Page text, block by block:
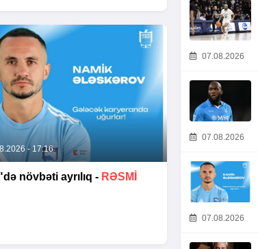
- 17:16
növbəti ayrılıq - RƏSMİ
07.08.2026
07.08.2026
07.08.2026